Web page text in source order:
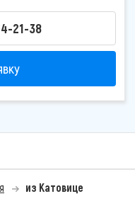
21-38
из Катовице